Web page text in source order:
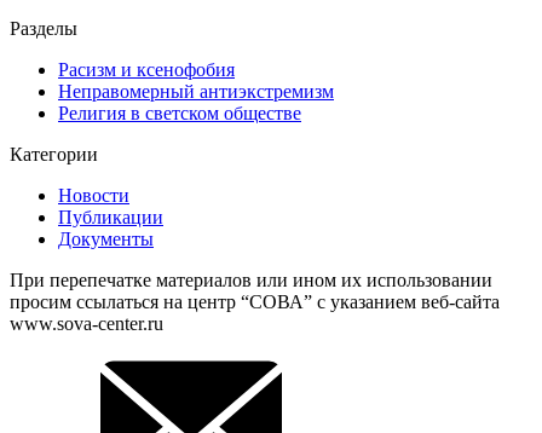
Разделы
Расизм и ксенофобия
Неправомерный антиэкстремизм
Религия в светском обществе
Категории
Новости
Публикации
Документы
При перепечатке материалов или ином их использовании
просим ссылаться на центр “СОВА” с указанием веб-сайта
www.sova-center.ru